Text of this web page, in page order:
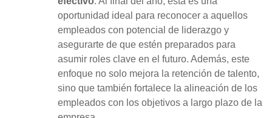
oportunidad ideal para reconocer a aquellos
empleados con potencial de liderazgo y
asegurarte de que estén preparados para
asumir roles clave en el futuro. Además, este
enfoque no solo mejora la retención de talento,
sino que también fortalece la alineación de los
empleados con los objetivos a largo plazo de la